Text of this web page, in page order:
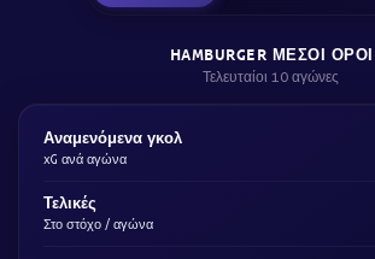
HAMBURGER ΜΈΣΟΙ ΌΡΟΙ
Τελευταίοι 10 αγώνες
Αναμενόμενα γκολ
xG ανά αγώνα
Τελικές
Στο στόχο / αγώνα